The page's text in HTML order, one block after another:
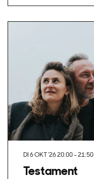
Testament
DI 6 OKT '2620:00 - 21:50